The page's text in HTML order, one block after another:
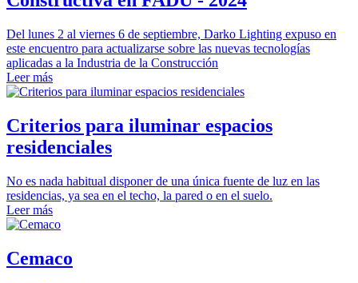
Del lunes 2 al viernes 6 de septiembre, Darko Lighting expuso en
este encuentro para actualizarse sobre las nuevas tecnologías
aplicadas a la Industria de la Construcción
Leer más
Criterios para iluminar espacios
residenciales
No es nada habitual disponer de una única fuente de luz en las
residencias, ya sea en el techo, la pared o en el suelo.
Leer más
Cemaco